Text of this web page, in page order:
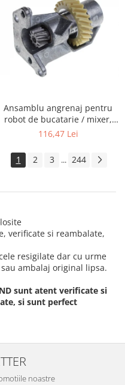
Ansamblu angrenaj pentru
robot de bucatarie / mixer,
KITCHENAID 2403092
116,47 Lei
1 2 3 ... 244
verificate si reambalate,
resigilate dar cu urme
ambalaj original lipsa.
sunt atent verificate si
si sunt perfect
noastre